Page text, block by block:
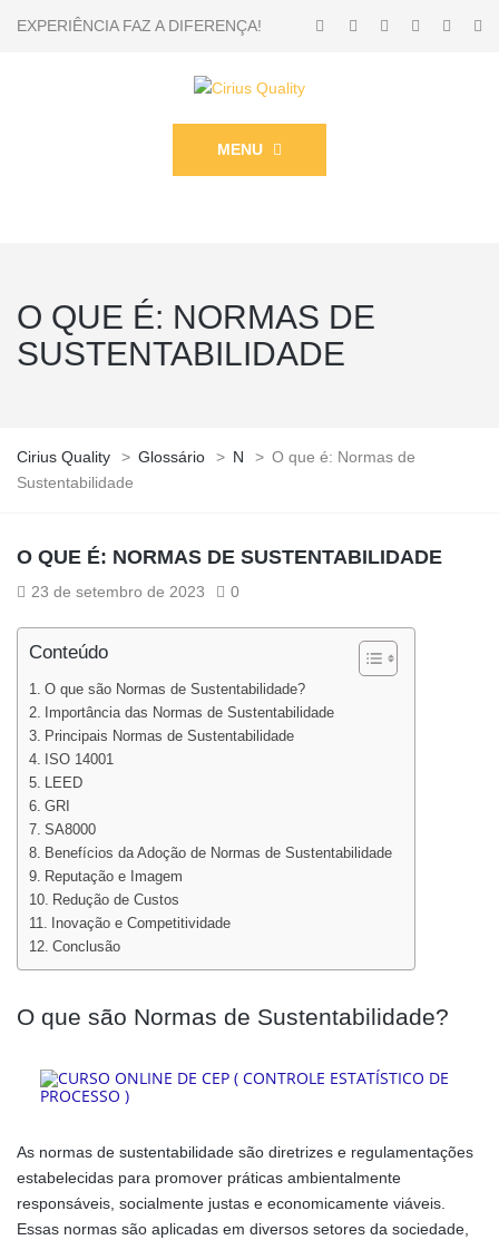
EXPERIÊNCIA FAZ A DIFERENÇA!
MENU
O QUE É: NORMAS DE
SUSTENTABILIDADE
Cirius Quality > Glossário > N > O que é: Normas de
Sustentabilidade
O QUE É: NORMAS DE SUSTENTABILIDADE
23 de setembro de 2023 0
Conteúdo
O que são Normas de Sustentabilidade?
Importância das Normas de Sustentabilidade
Principais Normas de Sustentabilidade
ISO 14001
LEED
GRI
SA8000
Benefícios da Adoção de Normas de Sustentabilidade
Reputação e Imagem
Redução de Custos
Inovação e Competitividade
Conclusão
O que são Normas de Sustentabilidade?
As normas de sustentabilidade são diretrizes e regulamentações
estabelecidas para promover práticas ambientalmente
responsáveis, socialmente justas e economicamente viáveis.
Essas normas são aplicadas em diversos setores da sociedade,